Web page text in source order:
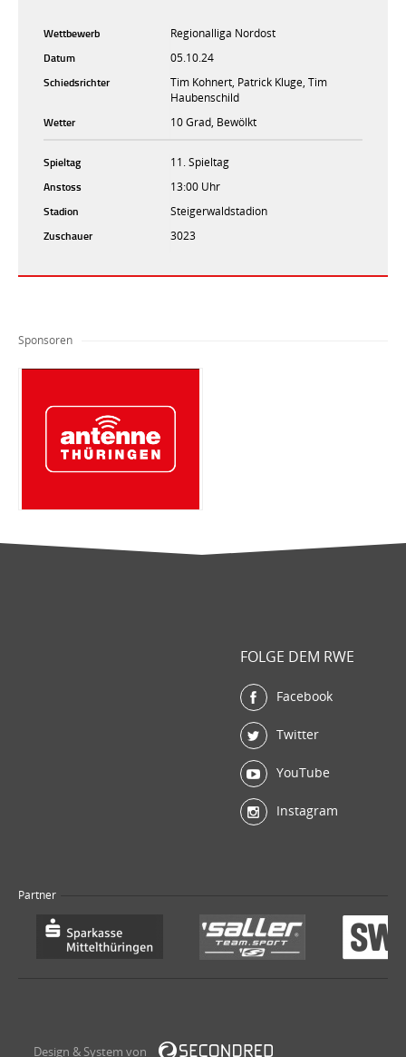
Wettbewerb
Regionalliga Nordost
Datum
05.10.24
Schiedsrichter
Tim Kohnert, Patrick Kluge, Tim
Haubenschild
Wetter
10 Grad, Bewölkt
Spieltag
11. Spieltag
Anstoss
13:00 Uhr
Stadion
Steigerwaldstadion
Zuschauer
3023
Sponsoren
FOLGE DEM RWE
Facebook
Twitter
YouTube
Instagram
Partner
Design & System von